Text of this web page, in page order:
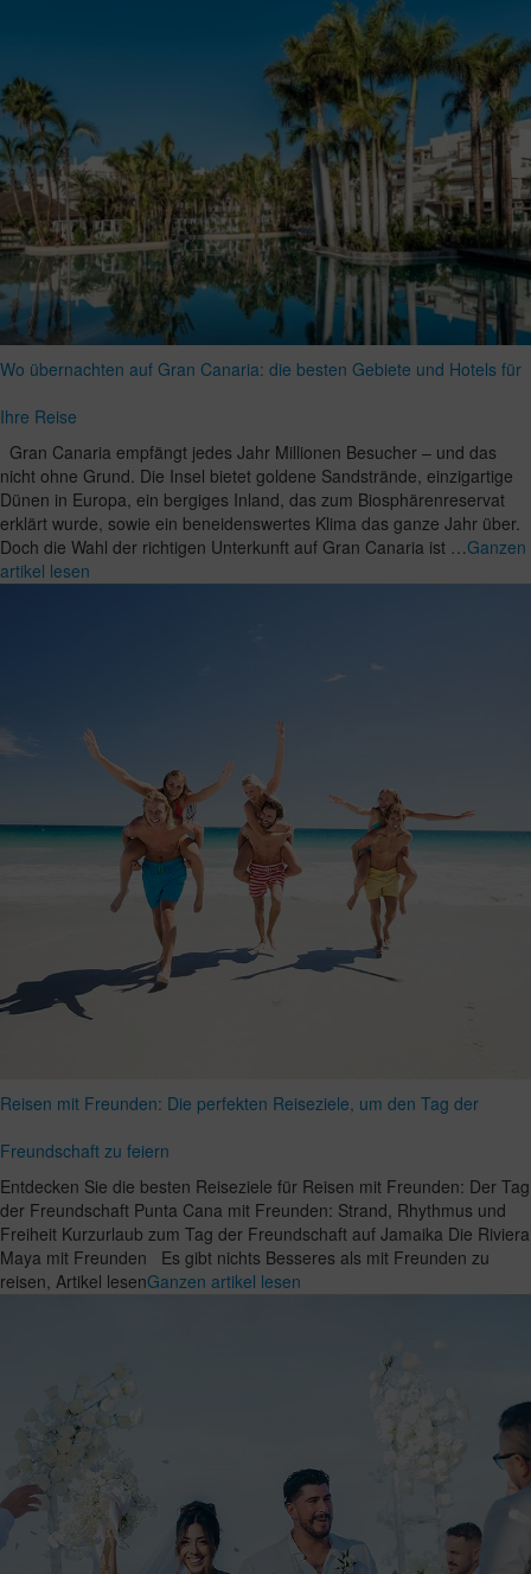
Wo übernachten auf Gran Canaria: die besten Gebiete und Hotels für
Ihre Reise
Gran Canaria empfängt jedes Jahr Millionen Besucher – und das
nicht ohne Grund. Die Insel bietet goldene Sandstrände, einzigartige
Dünen in Europa, ein bergiges Inland, das zum Biosphärenreservat
erklärt wurde, sowie ein beneidenswertes Klima das ganze Jahr über.
Doch die Wahl der richtigen Unterkunft auf Gran Canaria ist …Ganzen
artikel lesen
Reisen mit Freunden: Die perfekten Reiseziele, um den Tag der
Freundschaft zu feiern
Entdecken Sie die besten Reiseziele für Reisen mit Freunden: Der Tag
der Freundschaft Punta Cana mit Freunden: Strand, Rhythmus und
Freiheit Kurzurlaub zum Tag der Freundschaft auf Jamaika Die Riviera
Maya mit Freunden Es gibt nichts Besseres als mit Freunden zu
reisen, Artikel lesenGanzen artikel lesen